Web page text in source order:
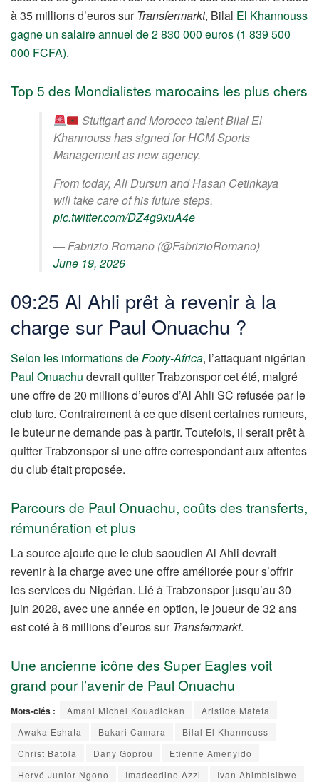
à 35 millions d’euros sur Transfermarkt, Bilal El Khannouss
gagne un salaire annuel de 2 830 000 euros (1 839 500
000 FCFA).
Top 5 des Mondialistes marocains les plus chers
Stuttgart and Morocco talent Bilal El
Khannouss has signed for HCM Sports
Management as new agency.
From today, Ali Dursun and Hasan Cetinkaya
will take care of his future steps.
pic.twitter.com/DZ4g9xuA4e
— Fabrizio Romano (@FabrizioRomano)
June 19, 2026
09:25 Al Ahli prêt à revenir à la
charge sur Paul Onuachu ?
Selon les informations deFooty-Africa, l’attaquant nigérian
Paul Onuachu devrait quitter Trabzonspor cet été, malgré
une offre de 20 millions d’euros d’Al Ahli SC refusée par le
club turc. Contrairement à ce que disent certaines rumeurs,
le buteur ne demande pas à partir. Toutefois, il serait prêt à
quitter Trabzonspor si une offre correspondant aux attentes
du club était proposée.
Parcours de Paul Onuachu, coûts des transferts,
rémunération et plus
La source ajoute que le club saoudien Al Ahli devrait
revenir à la charge avec une offre améliorée pour s’offrir
les services du Nigérian. Lié à Trabzonspor jusqu’au 30
juin 2028, avec une année en option, le joueur de 32 ans
est coté à 6 millions d’euros sur Transfermarkt.
Une ancienne icône des Super Eagles voit
grand pour l’avenir de Paul Onuachu
Mots-clés : Amani Michel Kouadiokan
Aristide Mateta
Awaka Eshata
Bakari Camara
Bilal El Khannouss
Christ Batola
Dany Goprou
Etienne Amenyido
Hervé Junior Ngono
Imadeddine Azzi
Ivan Ahimbisibwe